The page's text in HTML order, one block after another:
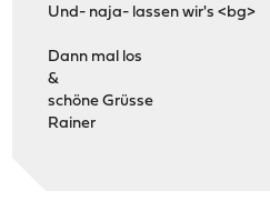
Und- naja- lassen wir's <bg>
Dann mal los
&
schöne Grüsse
Rainer